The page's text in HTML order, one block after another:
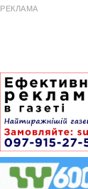
РЕКЛАМА